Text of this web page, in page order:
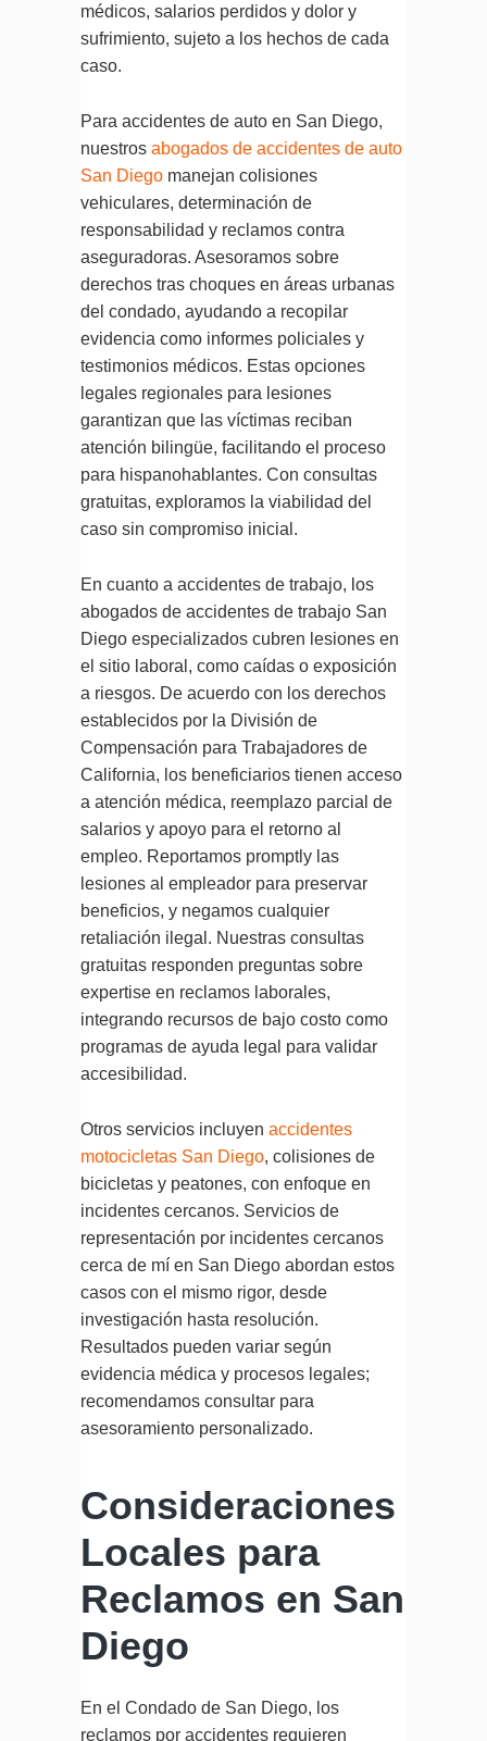
médicos, salarios perdidos y dolor y
sufrimiento, sujeto a los hechos de cada
caso.
Para accidentes de auto en San Diego,
nuestros abogados de accidentes de auto
San Diego manejan colisiones
vehiculares, determinación de
responsabilidad y reclamos contra
aseguradoras. Asesoramos sobre
derechos tras choques en áreas urbanas
del condado, ayudando a recopilar
evidencia como informes policiales y
testimonios médicos. Estas opciones
legales regionales para lesiones
garantizan que las víctimas reciban
atención bilingüe, facilitando el proceso
para hispanohablantes. Con consultas
gratuitas, exploramos la viabilidad del
caso sin compromiso inicial.
En cuanto a accidentes de trabajo, los
abogados de accidentes de trabajo San
Diego especializados cubren lesiones en
el sitio laboral, como caídas o exposición
a riesgos. De acuerdo con los derechos
establecidos por la División de
Compensación para Trabajadores de
California, los beneficiarios tienen acceso
a atención médica, reemplazo parcial de
salarios y apoyo para el retorno al
empleo. Reportamos promptly las
lesiones al empleador para preservar
beneficios, y negamos cualquier
retaliación ilegal. Nuestras consultas
gratuitas responden preguntas sobre
expertise en reclamos laborales,
integrando recursos de bajo costo como
programas de ayuda legal para validar
accesibilidad.
Otros servicios incluyen accidentes
motocicletas San Diego, colisiones de
bicicletas y peatones, con enfoque en
incidentes cercanos. Servicios de
representación por incidentes cercanos
cerca de mí en San Diego abordan estos
casos con el mismo rigor, desde
investigación hasta resolución.
Resultados pueden variar según
evidencia médica y procesos legales;
recomendamos consultar para
asesoramiento personalizado.
Consideraciones
Locales para
Reclamos en San
Diego
En el Condado de San Diego, los
reclamos por accidentes requieren